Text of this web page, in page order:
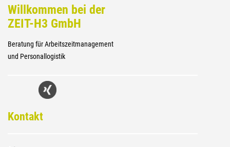
Willkommen bei der
ZEIT-H3 GmbH
Beratung für Arbeitszeitmanagement
und Personallogistik
Kontakt